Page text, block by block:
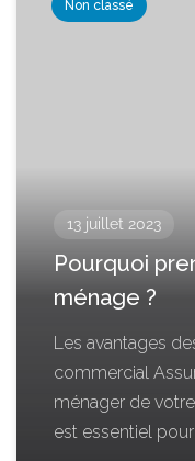
Non classé
13 juillet 2023
Pourquoi
ménage ?
Les avantages
commercial
ménager de
est essentiel pour